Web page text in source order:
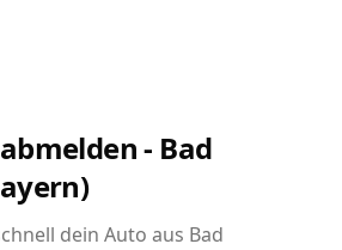
- Bad
dein Auto aus Bad